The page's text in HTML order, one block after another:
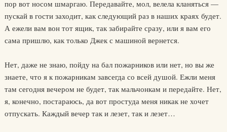
пор вот носом шмаргаю. Передавайте, мол, велела кланяться —
пускай в гости заходит, как следующий раз в наших краях будет.
А ежели вам вон тот ящик, так забирайте сразу, или я вам его
сама пришлю, как только Джек с машиной вернется.
Нет, даже не знаю, пойду на бал пожарников или нет, но вы же
знаете, что я к пожарникам завсегда со всей душой. Ежли меня
там сегодня вечером не будет, так мальчонкам и передайте. Нет,
я, конечно, постараюсь, да вот простуда меня никак не хочет
отпускать. Каждый вечер так и лезет, так и лезет…